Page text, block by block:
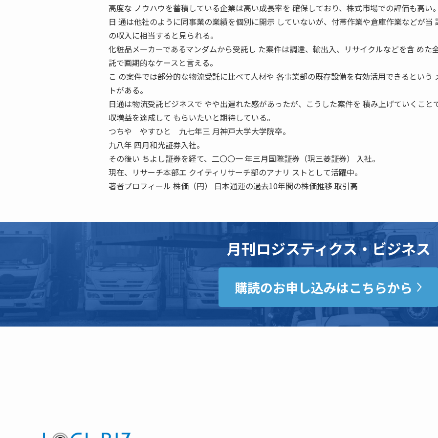
高度な ノウハウを蓄積している企業は高い成長率を 確保しており、株式市場での評価も高い。
日 通は他社のように同事業の業績を個別に開示 していないが、付帯作業や倉庫作業などが当
の収入に相当すると見られる。
化粧品メーカーであるマンダムから受託し た案件は調達、輸出入、リサイクルなどを含 めた
託で画期的なケースと言える。
こ の案件では部分的な物流受託に比べて人材や 各事業部の既存設備を有効活用できるという
トがある。
日通は物流受託ビジネスで やや出遅れた感があったが、こうした案件を 積み上げていくこと
収増益を達成して もらいたいと期待している。
つちや やすひと 九七年三 月神戸大学大学院卒。
九八年 四月和光証券入社。
その後い ちよし証券を経て、二〇〇一 年三月国際証券（現三菱証券） 入社。
現在、リサーチ本部エ クイティリサーチ部のアナリ ストとして活躍中。
著者プロフィール 株価（円） 日本通運の過去10年間の株価推移 取引高
月刊ロジスティクス・ビジネス
購読のお申し込みはこちらから